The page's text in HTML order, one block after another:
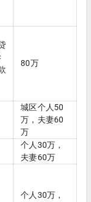
80万
城区个人50
万，夫妻60
万
个人30万，
夫妻60万
个人30万，